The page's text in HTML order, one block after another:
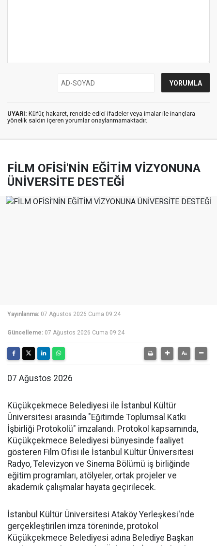
UYARI: Küfür, hakaret, rencide edici ifadeler veya imalar ile inançlara
yönelik saldırı içeren yorumlar onaylanmamaktadır.
FİLM OFİSİ'NİN EĞİTİM VİZYONUNA
ÜNİVERSİTE DESTEĞİ
Yayınlanma: 07 Ağustos 2026 Cuma 09:24
Güncelleme: 07 Ağustos 2026 Cuma 09:24
07 Ağustos 2026
Küçükçekmece Belediyesi ile İstanbul Kültür
Üniversitesi arasında "Eğitimde Toplumsal Katkı
İşbirliği Protokolü" imzalandı. Protokol kapsamında,
Küçükçekmece Belediyesi bünyesinde faaliyet
gösteren Film Ofisi ile İstanbul Kültür Üniversitesi
Radyo, Televizyon ve Sinema Bölümü iş birliğinde
eğitim programları, atölyeler, ortak projeler ve
akademik çalışmalar hayata geçirilecek.
İstanbul Kültür Üniversitesi Ataköy Yerleşkesi'nde
gerçekleştirilen imza töreninde, protokol
Küçükçekmece Belediyesi adına Belediye Başkan